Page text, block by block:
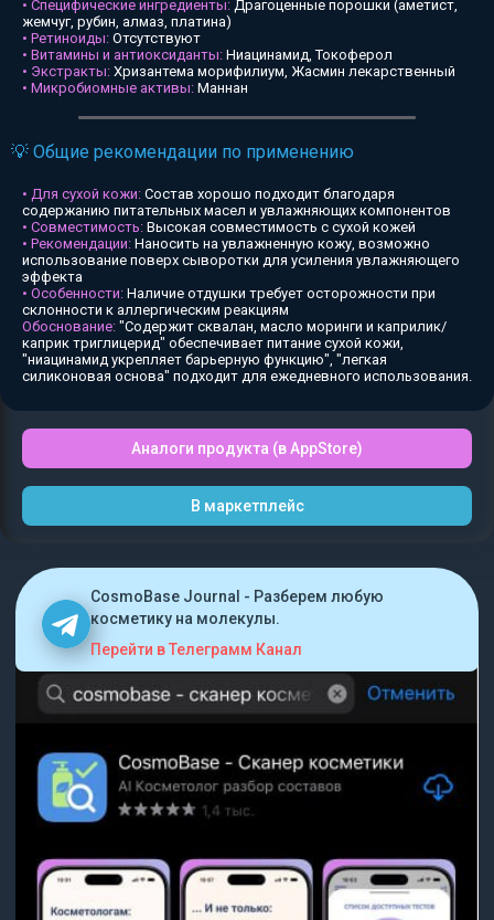
• Специфические ингредиенты: Драгоценные порошки (аметист,
жемчуг, рубин, алмаз, платина)
• Ретиноиды: Отсутствуют
• Витамины и антиоксиданты: Ниацинамид, Токоферол
• Экстракты: Хризантема морифилиум, Жасмин лекарственный
• Микробиомные активы: Маннан
💡 Общие рекомендации по применению
• Для сухой кожи: Состав хорошо подходит благодаря
содержанию питательных масел и увлажняющих компонентов
• Совместимость: Высокая совместимость с сухой кожей
• Рекомендации: Наносить на увлажненную кожу, возможно
использование поверх сыворотки для усиления увлажняющего
эффекта
• Особенности: Наличие отдушки требует осторожности при
склонности к аллергическим реакциям
Обоснование: "Содержит сквалан, масло моринги и каприлик/
каприк триглицерид" обеспечивает питание сухой кожи,
"ниацинамид укрепляет барьерную функцию", "легкая
силиконовая основа" подходит для ежедневного использования.
Аналоги продукта (в AppStore)
В маркетплейс
CosmoBase Journal - Разберем любую
косметику на молекулы.
Перейти в Телеграмм Канал